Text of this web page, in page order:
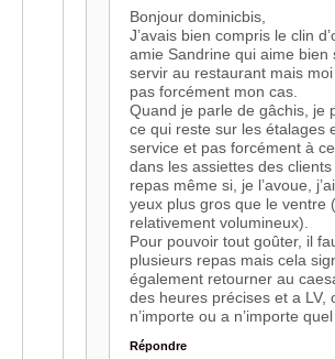
Bonjour dominicbis,
J’avais bien compris le clin
amie Sandrine qui aime bien
servir au restaurant mais
pas forcément mon cas.
Quand je parle de gâchis, je
ce qui reste sur les étalages
service et pas forcément à
dans les assiettes des
repas même si, je l’avoue,
yeux plus gros que le ventre
relativement volumineux).
Pour pouvoir tout goûter, il
plusieurs repas mais cela
également retourner au
des heures précises et a LV,
n’importe ou a n’importe
Répondre